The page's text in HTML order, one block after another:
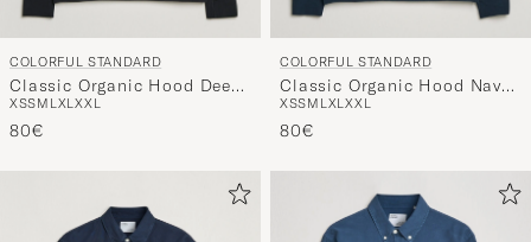
COLORFUL STANDARD
Classic Organic Hood Deep
Black
XSSM LXLXXL
80€
COLORFUL STANDARD
Classic Organic Hood Navy
Blue
XSSM LXLXXL
80€